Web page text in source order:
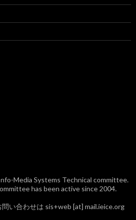
Media Systems Technical committee.
has been active since 2004.
い合わせは sis+web [at] mail.ieice.org